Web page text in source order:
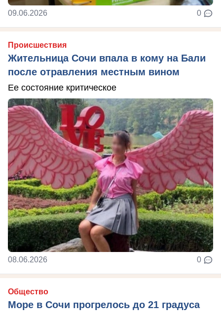
09.06.2026 0
Происшествия
Жительница Сочи впала в кому на Бали
после отравления местным вином
Ее состояние критическое
08.06.2026 0
Общество
Море в Сочи прогрелось до 21 градуса